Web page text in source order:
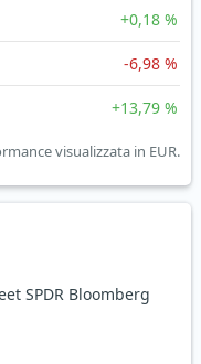
+0,18 %
-6,98 %
+13,79 %
visualizzata in EUR.
SPDR Bloomberg